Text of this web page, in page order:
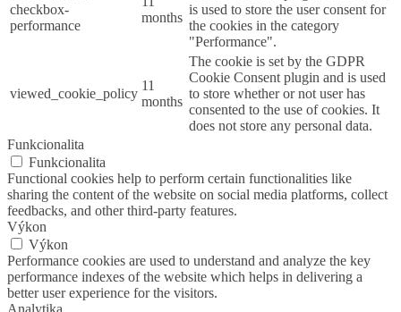
checkbox-
performance
months
is used to store the user consent for
the cookies in the category
"Performance".
viewed_cookie_policy
11
months
The cookie is set by the GDPR
Cookie Consent plugin and is used
to store whether or not user has
consented to the use of cookies. It
does not store any personal data.
Funkcionalita
Funkcionalita
Functional cookies help to perform certain functionalities like
sharing the content of the website on social media platforms, collect
feedbacks, and other third-party features.
Výkon
Výkon
Performance cookies are used to understand and analyze the key
performance indexes of the website which helps in delivering a
better user experience for the visitors.
Analytika